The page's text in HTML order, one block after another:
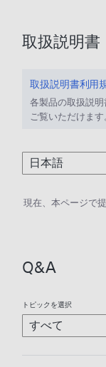
取扱説明書
取扱説明書利用
各製品の取扱説
ご覧いただけま
現在、本ページで
Q&A
トピックを選択